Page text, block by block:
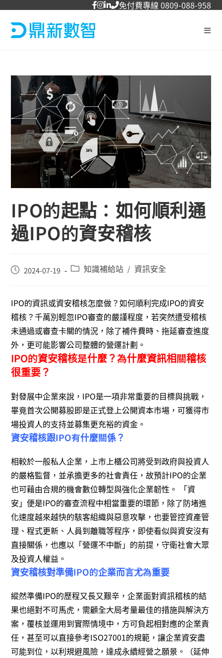
免付費專線 0809-088-958
IPO的起點：如何順利通
過IPO的資安稽核
2024-07-19 知識補給站 / 資訊安全
IPO的資訊或資安稽核怎麼做？如何順利完成IPO的資安
稽核？千萬別輕忽IPO審查的嚴謹程度，若突然遭受稽核
未通過或審查卡關的情況，除了補件費時、拖延審查進度
外，更可能影響公司整體的營運計劃。
IPO的資安稽核是什麼？為什麼資訊相關稽核
很重要？
對發展中企業來說，IPO是一項非常重要的目標與挑戰，
畢竟首次公開募股即是正式登上公開資本市場，可獲得市
場投資人的支持並募集更充裕的資金。
資安稽核跟IPO有什麼關係？
相較於一般私人企業，上市上櫃公司將受到政府與投資人
的嚴格監督，並承擔更多的社會責任，故預計IPO的企業
也可藉由合規的機會數位轉型與強化企業韌性。
「資
安」便是IPO的審查流程中相當重要的環節，除了防堵進
化速度越來越快的駭客組織與惡意攻擊，也要管控資產管
理、程式更新、人員到離職等程序，即使看似與資安沒有
直接關係，也應以「營運不中斷」的前提，守衛社會大眾
及投資人權益。
資安稽核對準備IPO的企業而言尤為重要
縱然準備IPO的歷程又長又艱辛，企業面對資訊稽核的結
果也絕對不可馬虎，需顧全大局考量最佳的措施與解決方
案，覆核並運用到實際情境中，方可負起相對應的企業責
任，甚至可以直接參考ISO27001的規範，讓企業資安盡
可能到位，以利規避風險，達成永續經營之願景。（延伸